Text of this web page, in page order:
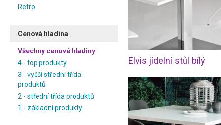
Retro
Cenová hladina
Všechny cenové hladiny
4 - top produkty
3 - vyšší střední třída
produktů
2 - střední třída produktů
1 - základní produkty
Elvis jídelní stůl bílý